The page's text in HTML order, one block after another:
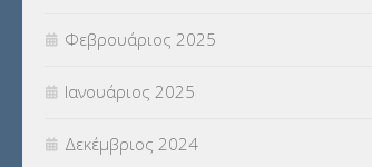
Φεβρουάριος 2025
Ιανουάριος 2025
Δεκέμβριος 2024